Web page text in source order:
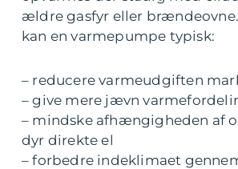
ældre gasfyr eller
kan en varmepumpe typisk:
– reducere varmeudgiften
– give mere jævn
– mindske afhængigheden af
dyr direkte el
– forbedre indeklimaet